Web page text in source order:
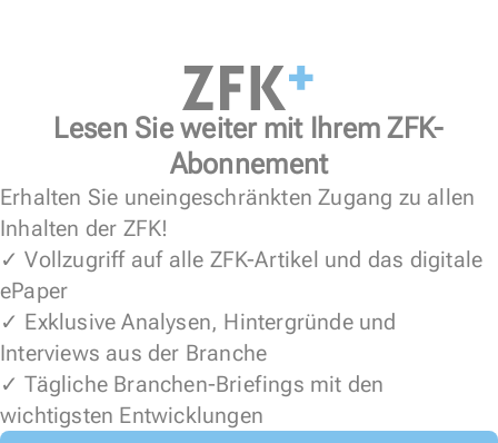
Lesen Sie weiter mit Ihrem ZFK-
Abonnement
Erhalten Sie uneingeschränkten Zugang zu allen
Inhalten der ZFK!
✓ Vollzugriff auf alle ZFK-Artikel und das digitale
ePaper
✓ Exklusive Analysen, Hintergründe und
Interviews aus der Branche
✓ Tägliche Branchen-Briefings mit den
wichtigsten Entwicklungen